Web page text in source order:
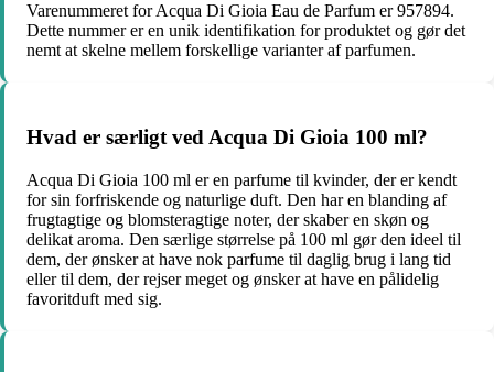
Varenummeret for Acqua Di Gioia Eau de Parfum er 957894.
Dette nummer er en unik identifikation for produktet og gør det
nemt at skelne mellem forskellige varianter af parfumen.
Hvad er særligt ved Acqua Di Gioia 100 ml?
Acqua Di Gioia 100 ml er en parfume til kvinder, der er kendt
for sin forfriskende og naturlige duft. Den har en blanding af
frugtagtige og blomsteragtige noter, der skaber en skøn og
delikat aroma. Den særlige størrelse på 100 ml gør den ideel til
dem, der ønsker at have nok parfume til daglig brug i lang tid
eller til dem, der rejser meget og ønsker at have en pålidelig
favoritduft med sig.